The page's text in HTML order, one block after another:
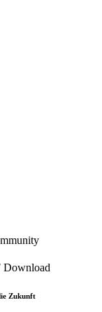
Download
Zukunft